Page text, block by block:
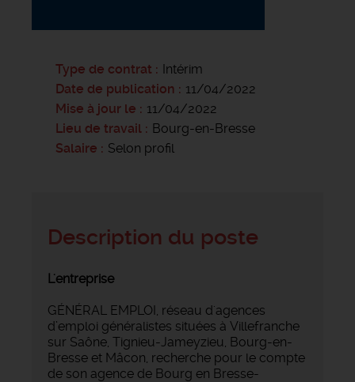
Type de contrat
Intérim
Date de publication
11/04/2022
Mise à jour le
11/04/2022
Lieu de travail
Bourg-en-Bresse
Salaire
Selon profil
Description du poste
L'entreprise
GÉNÉRAL EMPLOI, réseau d'agences
d’emploi généralistes situées à Villefranche
sur Saône, Tignieu-Jameyzieu, Bourg-en-
Bresse et Mâcon, recherche pour le compte
de son agence de Bourg en Bresse-